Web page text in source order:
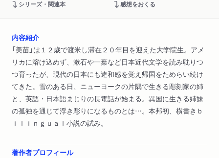
シリーズ・関連本 感想をおくる
内容紹介
「美苗」は１２歳で渡米し滞在２０年目を迎えた大学院生。アメ
リカに溶け込めず、漱石や一葉など日本近代文学を読み耽りつ
つ育ったが、現代の日本にも違和感を覚え帰国をためらい続け
てきた。雪のある日、ニューヨークの片隅で生きる彫刻家の姉
と、英語・日本語まじりの長電話が始まる。異国に生きる姉妹
の孤独を通じて浮き彫りになるものとは…。本邦初、横書きｂ
ｉｌｉｎｇｕａｌ小説の試み。
著作者プロフィール